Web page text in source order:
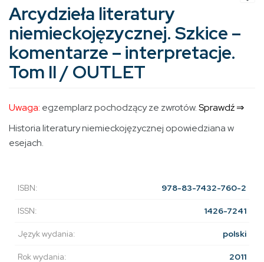
Arcydzieła literatury
niemieckojęzycznej. Szkice –
komentarze – interpretacje.
Tom II / OUTLET
Uwaga: egzemplarz pochodzący ze zwrotów.Sprawdź ⇒
Historia literatury niemieckojęzycznej opowiedziana w
esejach.
ISBN: 978-83-7432-760-2
ISSN: 1426-7241
Język wydania: polski
Rok wydania: 2011